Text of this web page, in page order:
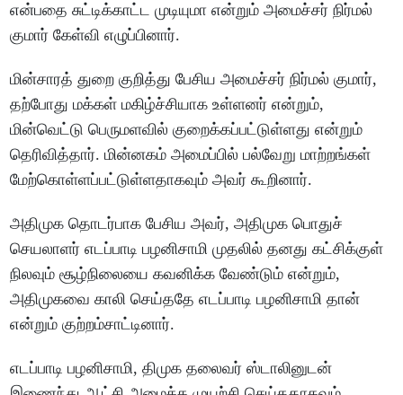
என்பதை சுட்டிக்காட்ட முடியுமா என்றும் அமைச்சர் நிர்மல்
குமார் கேள்வி எழுப்பினார்.
மின்சாரத் துறை குறித்து பேசிய அமைச்சர் நிர்மல் குமார்,
தற்போது மக்கள் மகிழ்ச்சியாக உள்ளனர் என்றும்,
மின்வெட்டு பெருமளவில் குறைக்கப்பட்டுள்ளது என்றும்
தெரிவித்தார். மின்னகம் அமைப்பில் பல்வேறு மாற்றங்கள்
மேற்கொள்ளப்பட்டுள்ளதாகவும் அவர் கூறினார்.
அதிமுக தொடர்பாக பேசிய அவர், அதிமுக பொதுச்
செயலாளர் எடப்பாடி பழனிசாமி முதலில் தனது கட்சிக்குள்
நிலவும் சூழ்நிலையை கவனிக்க வேண்டும் என்றும்,
அதிமுகவை காலி செய்ததே எடப்பாடி பழனிசாமி தான்
என்றும் குற்றம்சாட்டினார்.
எடப்பாடி பழனிசாமி, திமுக தலைவர் ஸ்டாலினுடன்